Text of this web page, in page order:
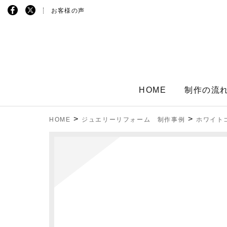
お客様の声
HOME 制作の流
HOME > ジュエリーリフォーム 制作事例 > ホワイト